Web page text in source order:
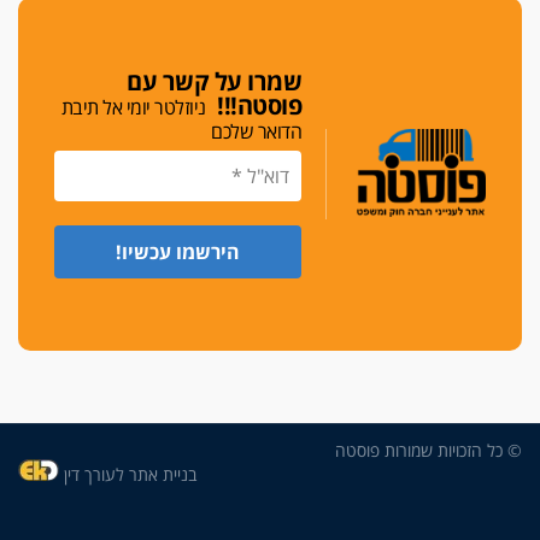
בימ"ש מחוזי: החלטת עמית בכר לדחות מינוי מנכ"ל
חדש ללשכה אינה סבירה
משפחה ופוליטיקה
עו"ד גלעד מנשה ויאיר בכורו חגגו בר מצווה, שרי
דורשים הגנה וביטחון"
שמרו על קשר עם
פוסטה!!! ניוזלטר יומי אל תיבת
הדואר שלכם
© כל הזכויות שמורות פוסטה
בניית אתר לעורך דין